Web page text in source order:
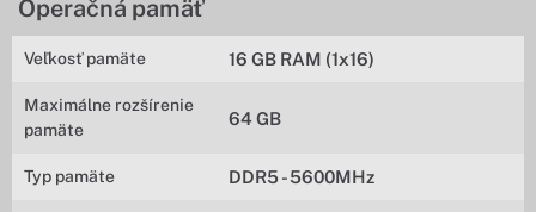
Operačná pamäť
Veľkosť pamäte 16 GB RAM (1x16)
Maximálne rozšírenie
pamäte
64 GB
Typ pamäte DDR5 - 5600MHz